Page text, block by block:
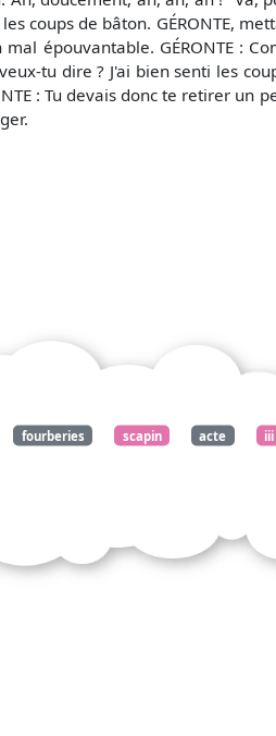
coups de bâton. GÉRONTE,
épouvantable. GÉRONTE :
tu dire ? J'ai bien senti les
: Tu devais donc te retirer un
fourberies scapin acte iii